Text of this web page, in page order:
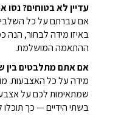
עדיין לא בטוחים?
אם עברתם על כל השלבים
באיזו מידה לבחור, הנה
ההתאמה המושלמת.
אם אתם מתלבטים בין
מידה על כל האצבעות.
שמתאימות לכם על
בשתי הידיים — כך